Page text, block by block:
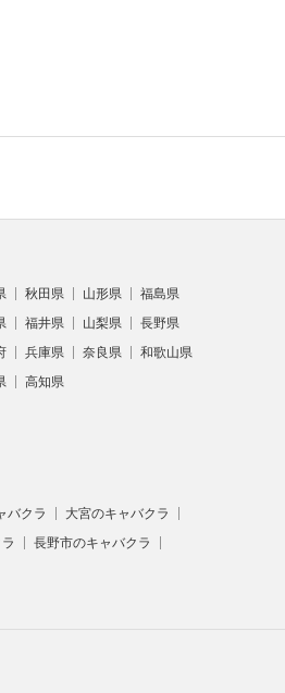
秋田県 山形県
福島県
福井県 山梨県
長野県
兵庫県 奈良県
和歌山県
高知県
バクラ
大宮のキャバクラ
長野市のキャバクラ